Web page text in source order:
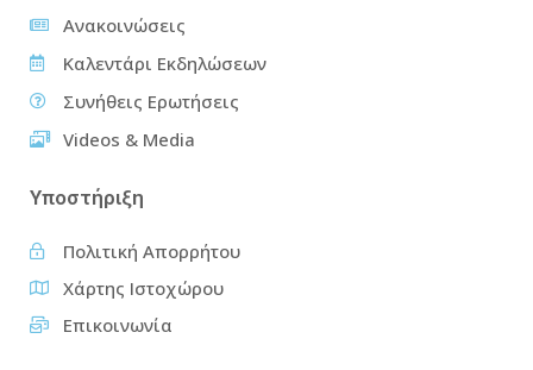
Ανακοινώσεις
Καλεντάρι Εκδηλώσεων
Συνήθεις Ερωτήσεις
Videos & Media
Υποστήριξη
Πολιτική Απορρήτου
Χάρτης Ιστοχώρου
Επικοινωνία